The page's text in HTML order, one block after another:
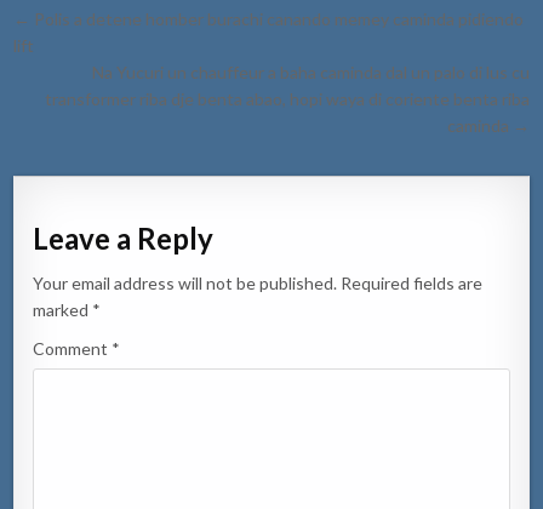
Post
navigation
← Polis a detene homber burachi canando memey caminda pidiendo
lift
Na Yucuri un chauffeur a baha caminda dal un palo di lus cu
transformer riba dje benta abao, hopi waya di coriente benta riba
caminda →
Leave a Reply
Your email address will not be published. Required fields are
marked *
Comment *